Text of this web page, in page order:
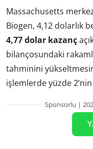
Massachusetts
Biogen, 4,12 dolarlık
4,77 dolar kazanç
bilançosundaki
tahminini
işlemlerde yüzde
Sponsorlu |